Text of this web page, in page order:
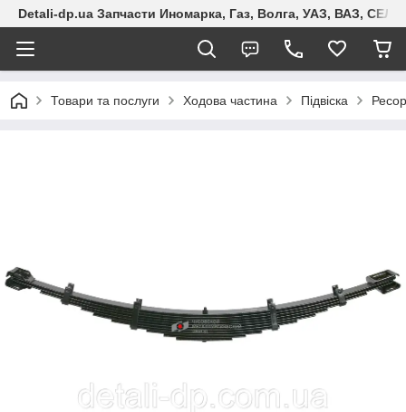
Detali-dp.ua Запчасти Иномарка, Газ, Волга, УАЗ, ВАЗ,
Товари та послуги Ходова частина Підвіска